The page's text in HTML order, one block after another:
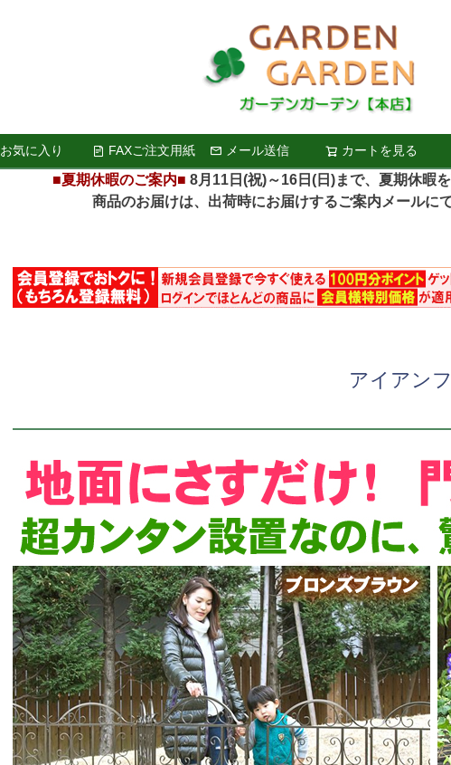
お気に入り FAXご注文用紙 メール送信 カートを見る
検索
■夏期休暇のご案内■ 8月11日(祝)～16日(日)まで、夏期休暇を
商品のお届けは、出荷時にお届けするご案内メールにて
アイアン